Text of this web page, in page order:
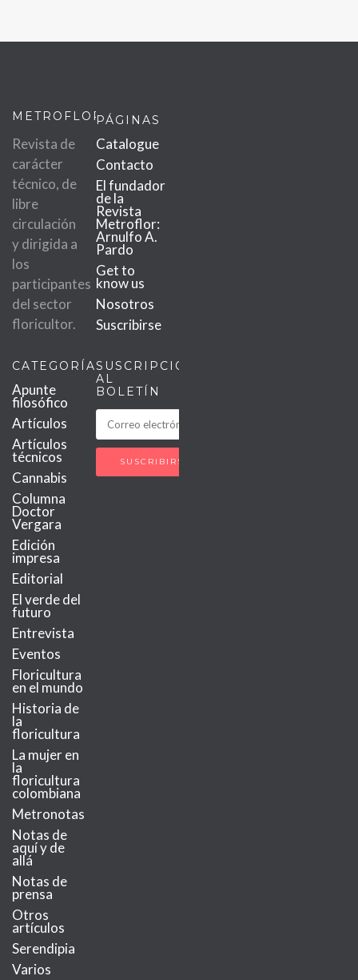
METROFLOR
Revista de
carácter
técnico, de
libre
circulación
y dirigida a
los
participantes
del sector
floricultor.
PÁGINAS
Catalogue
Contacto
El fundador
de la
Revista
Metroflor:
Arnulfo A.
Pardo
Get to
know us
Nosotros
Suscribirse
CATEGORÍAS
Apunte
filosófico
Artículos
Artículos
técnicos
Cannabis
Columna
Doctor
Vergara
Edición
impresa
Editorial
El verde del
futuro
Entrevista
Eventos
Floricultura
en el mundo
Historia de
la
floricultura
La mujer en
la
floricultura
colombiana
Metronotas
Notas de
aquí y de
allá
Notas de
prensa
Otros
artículos
Serendipia
Varios
SUSCRIPCIÓN
AL
BOLETÍN